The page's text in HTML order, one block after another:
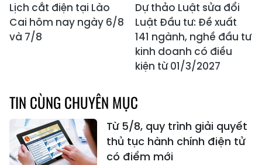
Lịch cắt điện tại Lào
Cai hôm nay ngày 6/8
và 7/8
Dự thảo Luật sửa đổi
Luật Đầu tư: Đề xuất
141 ngành, nghề đầu tư
kinh doanh có điều
kiện từ 01/3/2027
TIN CÙNG CHUYÊN MỤC
Từ 5/8, quy trình giải quyết
thủ tục hành chính điện tử
có điểm mới